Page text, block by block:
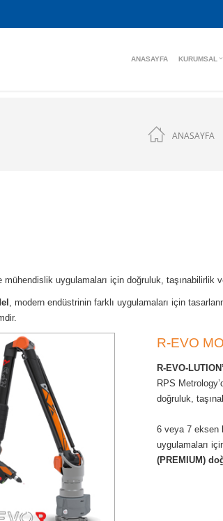
ANASAYFA KURUMSAL
ANASAYFA
uygulamaları için doğruluk,
, modern endüstrinin farklı uygulamaları için
R-EVO
R-EVO-
RPS
doğruluk,
6 veya 7 eksen
uygulamaları
(PREMIUM)